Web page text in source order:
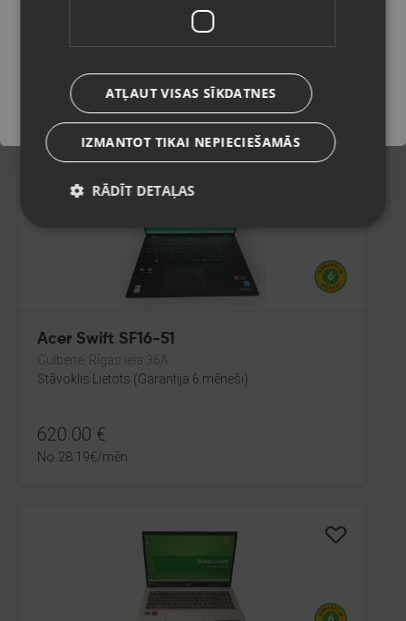
Stāvoklis Lietots (Garantija 6 mēneši)
175.00 €
7.96€/mēn.
Acer Swift SF16-51
Gulbene, Rīgas iela 36A
Stāvoklis Lietots (Garantija 6 mēneši)
620.00 €
No 28.19€/mēn.
Saglabāt
ATĻAUT VISAS SĪKDATNES
IZMANTOT TIKAI NEPIECIEŠAMĀS
RĀDĪT DETAĻAS